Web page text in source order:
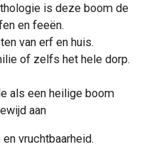
is deze boom de
en feeën.
van erf en huis.
of zelfs het hele dorp.
als een heilige boom
aan
vruchtbaarheid.